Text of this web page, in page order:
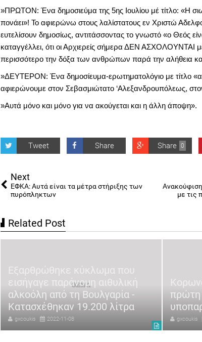
»ΠΡΩΤΟΝ: Ένα δημοσιεύμα της 5ης Ιουλίου μέ τίτλο: «Η
πονάει»! Το αφιερώνω στους λαλίστατους εν Χριστώ
ευτελίσουν δημοσίως, αντιτάσσοντας το γνωστό «ο Θεός
καταγγέλλει, ότι οι Αρχιερείς σήμερα ΔΕΝ
περισσότερο την δόξα των ανθρώπων παρά την αλήθεια
»ΔΕΥΤΕΡΟΝ: Ένα δημοσίευμα-ερωτηματολόγιο με τίτλο
αφιερώνουμε στον Σεβασμιώτατο ‘Αλεξανδρουπόλεως,
»Αυτά μόνο και μόνο για να ακούγεται και η άλλη άποψη».
Tweet Share 0
Share
Next
ΕΦΚΑ: Αυτά είναι τα μέτρα στήριξης των
πυρόπληκτων
Ανακούφιση
με τις
Related Post
Εξαρθρώθηκε κύκλωμα που
εισήγαγε παράνομη αιθυλική
αλκοόλη από τη Βουλγαρία -
Κατασχέθηκαν 19.200 λίτρα
gxcoukis 2022-11-08
πρώτη
gxcoukis